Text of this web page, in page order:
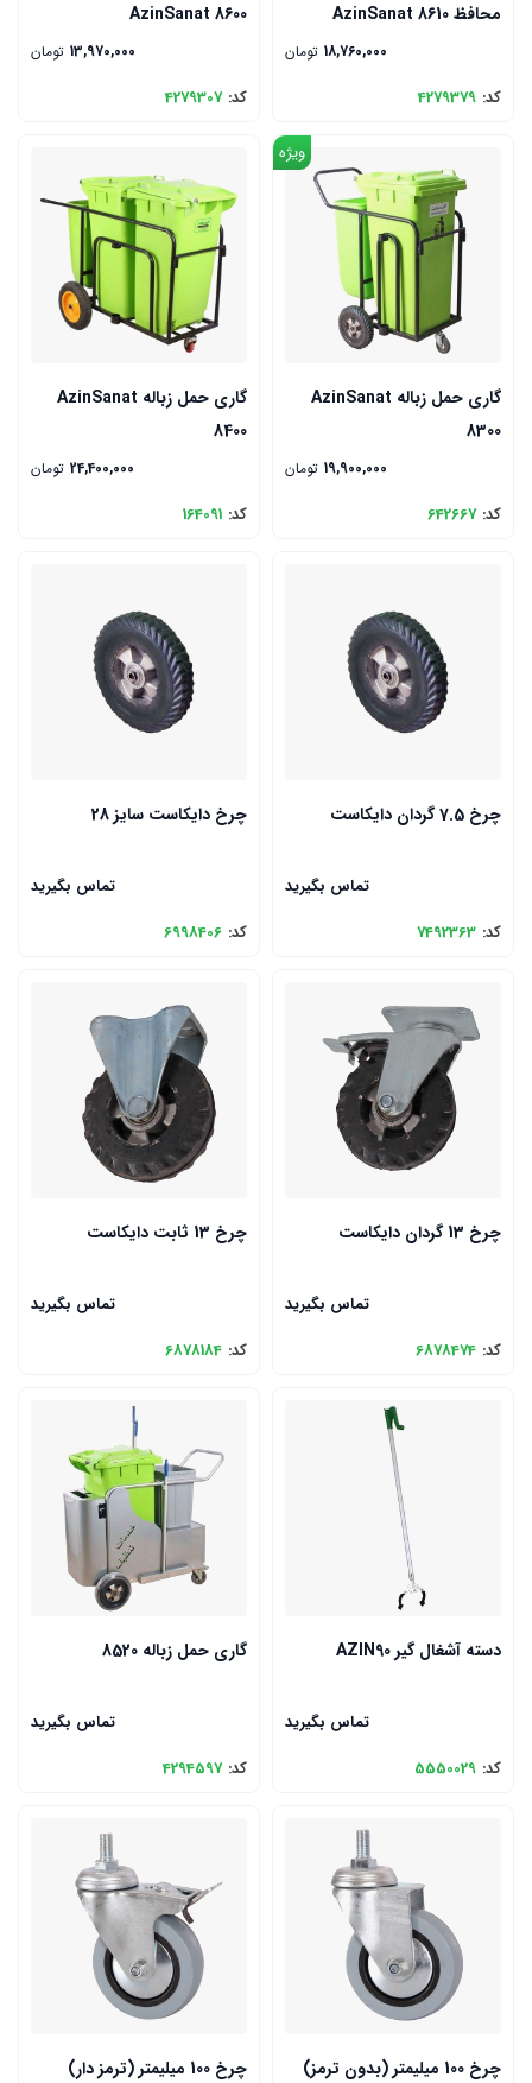
محافظ AzinSanat 8610
18,760,000 تومان
کد: 4279379
AzinSanat 8600
13,970,000 تومان
کد: 4279307
ویژه
گاری حمل زباله AzinSanat
8300
19,900,000 تومان
کد: 642667
گاری حمل زباله AzinSanat
8400
24,400,000 تومان
کد: 164091
چرخ 7.5 گردان دایکاست
تماس بگیرید
کد: 7492363
چرخ دایکاست سایز 28
تماس بگیرید
کد: 6998406
چرخ 13 گردان دایکاست
تماس بگیرید
کد: 6878474
چرخ 13 ثابت دایکاست
تماس بگیرید
کد: 6878184
دسته آشغال گیر AZIN90
تماس بگیرید
کد: 5550029
گاری حمل زباله 8520
تماس بگیرید
کد: 4294597
چرخ 100 میلیمتر (بدون ترمز) چرخ 100 میلیمتر (ترمز دار)